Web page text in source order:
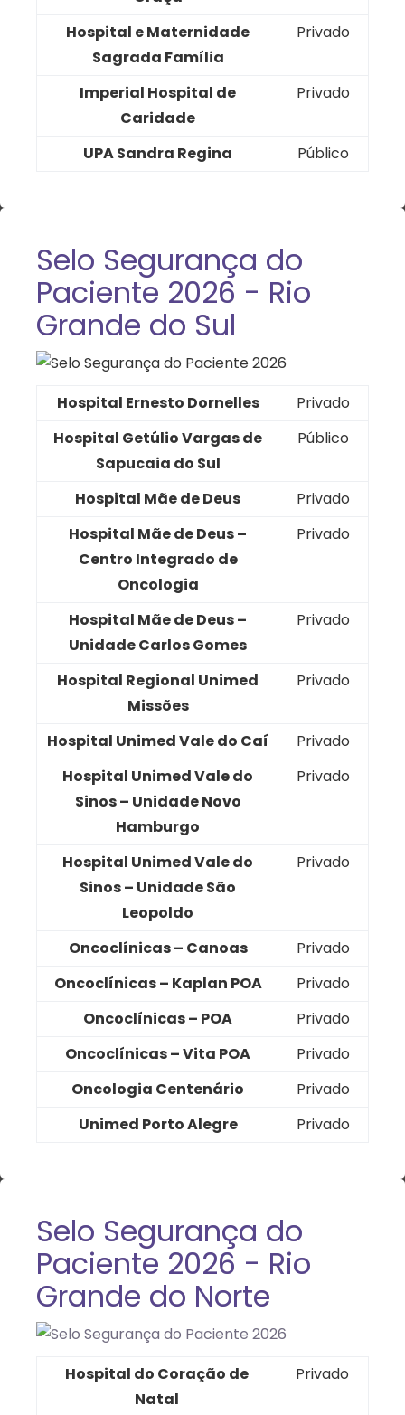
Hospital e Maternidade
Sagrada Família
Privado
Imperial Hospital de
Caridade
Privado
UPA Sandra Regina Público
Selo Segurança do
Paciente 2026 - Rio
Grande do Sul
Hospital Ernesto Dornelles
Privado
Hospital Getúlio Vargas de
Sapucaia do Sul
Público
Hospital Mãe de Deus
Privado
Hospital Mãe de Deus –
Centro Integrado de
Oncologia
Privado
Hospital Mãe de Deus –
Unidade Carlos Gomes
Privado
Hospital Regional Unimed
Missões
Privado
Hospital Unimed Vale do Caí
Privado
Hospital Unimed Vale do
Sinos – Unidade Novo
Hamburgo
Privado
Hospital Unimed Vale do
Sinos – Unidade São
Leopoldo
Privado
Oncoclínicas – Canoas
Privado
Oncoclínicas – Kaplan POA
Privado
Oncoclínicas – POA
Privado
Oncoclínicas – Vita POA
Privado
Oncologia Centenário
Privado
Unimed Porto Alegre
Privado
Selo Segurança do
Paciente 2026 - Rio
Grande do Norte
Hospital do Coração de
Natal
Privado